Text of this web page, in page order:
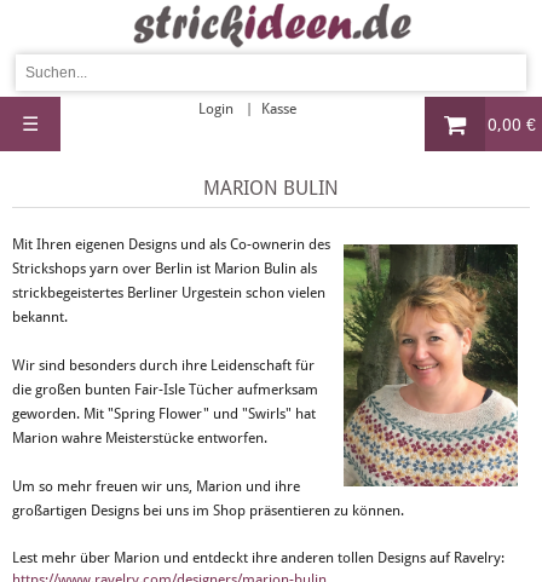
0,00 €
Login Kasse
☰
MARION BULIN
Mit Ihren eigenen Designs und als Co-ownerin des
Strickshops yarn over Berlin ist Marion Bulin als
strickbegeistertes Berliner Urgestein schon vielen
bekannt.
Wir sind besonders durch ihre Leidenschaft für
die großen bunten Fair-Isle Tücher aufmerksam
geworden. Mit "Spring Flower" und "Swirls" hat
Marion wahre Meisterstücke entworfen.
Um so mehr freuen wir uns, Marion und ihre
großartigen Designs bei uns im Shop präsentieren zu können.
Lest mehr über Marion und entdeckt ihre anderen tollen Designs auf Ravelry: